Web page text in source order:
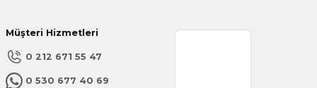
Müşteri Hizmetleri
0 212 671 55 47
0 530 677 40 69